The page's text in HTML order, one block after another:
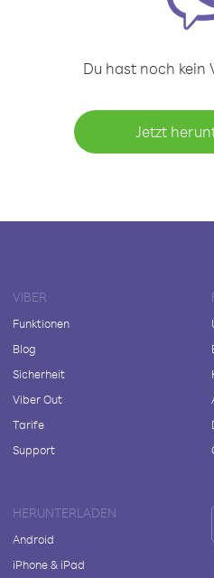
Du hast noch kein
Jetzt
VIBER
Funktionen
Blog
Sicherheit
Viber Out
Tarife
Support
HERUNTERLADEN
Android
iPhone & iPad